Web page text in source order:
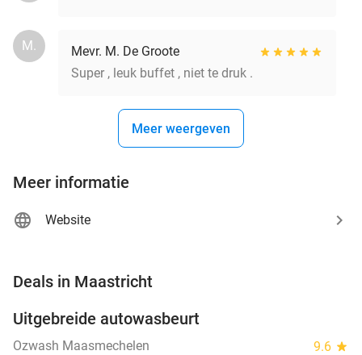
M.
Mevr. M. De Groote
Super , leuk buffet , niet te druk .
Meer weergeven
Meer informatie
Website
Deals in Maastricht
NEW
TODAY
Uitgebreide autowasbeurt
Ozwash Maasmechelen 9.6 star